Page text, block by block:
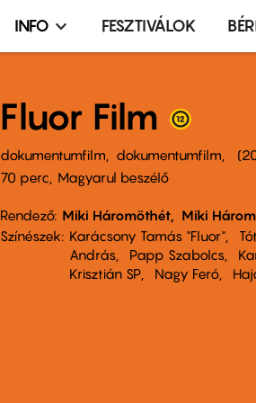
Infó,
terembérlés
menü
INFO FESZTIVÁLOK
Fluor Film
dokumentumfilm dokumentumfilm
70 perc,
Magyarul beszélő
Rendező Miki Háromöthét
Miki
Színészek
Karácsony Tamás "Fluor"
András
Papp Szabolcs
Krisztián SP
Nagy Feró